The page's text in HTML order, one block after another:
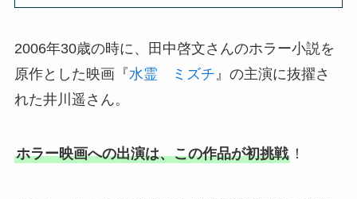
2006年30歳の時に、田中啓文さんのホラー小説を
原作とした映画『水霊 ミズチ』の主演に抜擢さ
れた井川遥さん。
ホラー映画への出演は、この作品が初挑戦！